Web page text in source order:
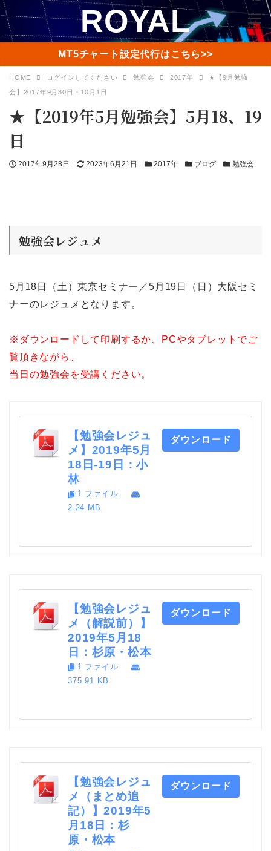
ROYAL MENU
MT5チャート設定代行はこちら>>
HOME ログインしてください 勉強会 2017年
★【9月勉強
会】2017年9月30日・10月1日
★【2019年5月勉強会】5月18、19
日
投
2017年9月28日
更
2023年6月21日
カ 2017年
カ ブログ
カ 勉強会
勉強会レジュメ
5月18日（土）東京セミナー／5月19日（日）大阪セミ
ナーのレジュメとなります。
※ダウンロードして印刷するか、PCやタブレットでご
覧頂きながら、
当日の勉強会を受講ください。
【勉強会レジュ
メ】2019年5月
18日-19日：小
林
1 ファイル
2.24 MB
ダウンロード
【勉強会レジュ
メ（解説前）】
2019年5月18
日：杉原・松本
1 ファイル
375.91 KB
ダウンロード
【勉強会レジュ
メ（まとめ追
記）】2019年5
月18日：杉
原・松本
ダウンロード